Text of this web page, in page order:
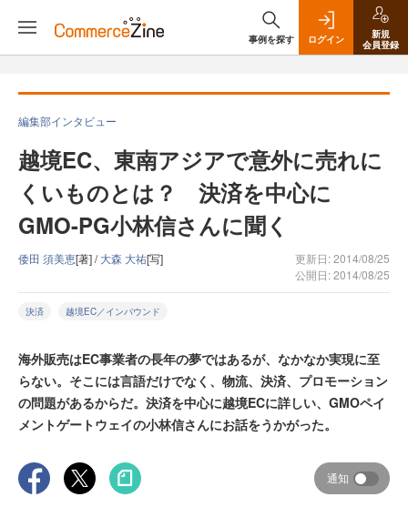
事例を探す ログイン
新規
会員登録
編集部インタビュー
越境EC、東南アジアで意外に売れに
くいものとは？ 決済を中心に
GMO-PG小林信さんに聞く
倭田 須美恵[著] /大森 大祐[写]
更新日: 2014/08/25
公開日: 2014/08/25
決済 越境EC／インバウンド
海外販売はEC事業者の長年の夢ではあるが、なかなか実現に至
らない。そこには言語だけでなく、物流、決済、プロモーション
の問題があるからだ。決済を中心に越境ECに詳しい、GMOペイ
メントゲートウェイの小林信さんにお話をうかがった。
通知